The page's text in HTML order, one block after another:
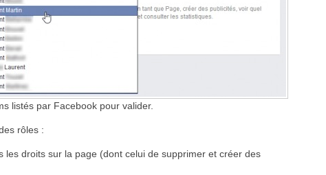
listés par Facebook pour valider.
rôles :
les droits sur la page (dont celui de supprimer et créer des